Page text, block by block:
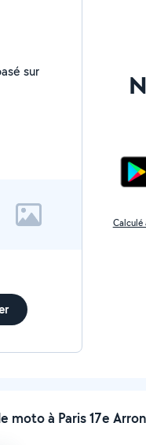
sur
Calculé
moto à Paris 17e